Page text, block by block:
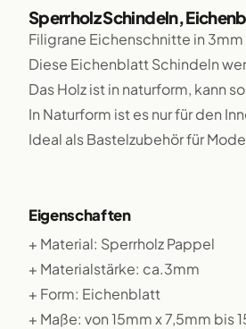
Sperrholz Schindeln,
Filigrane Eichenschnitte in
Diese Eichenblatt Schindeln
Das Holz ist in naturform, kann
In Naturform ist es nur für den
Ideal als Bastelzubehör für
Eigenschaften
+ Material: Sperrholz Pappel
+ Materialstärke: ca.3mm
+ Form: Eichenblatt
+ Maße: von 15mm x 7,5mm bis